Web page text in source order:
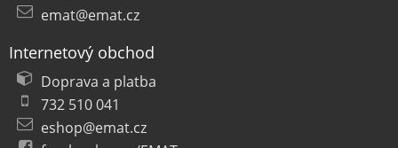
emat@emat.cz
Internetový obchod
Doprava a platba
732 510 041
eshop@emat.cz